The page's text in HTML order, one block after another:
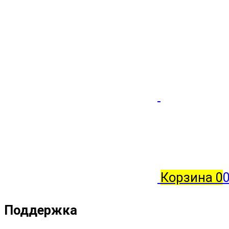
Корзина 0
Поддержка